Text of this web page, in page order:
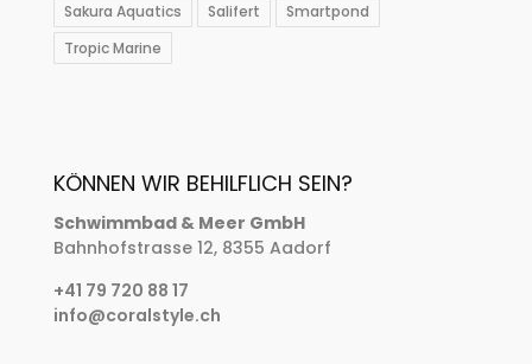
Sakura Aquatics
Salifert
Smartpond
Tropic Marine
KÖNNEN WIR BEHILFLICH SEIN?
Schwimmbad & Meer GmbH
Bahnhofstrasse 12, 8355 Aadorf
+41 79 720 88 17
info@coralstyle.ch